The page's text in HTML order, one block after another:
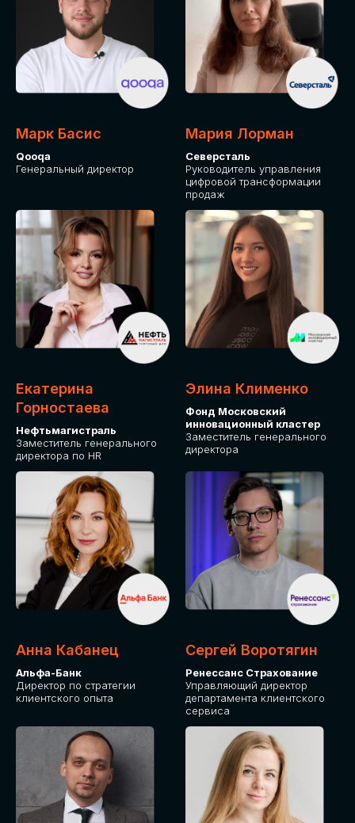
Марк Басис
Qooqa
Генеральный директор
Мария Лорман
Северсталь
Руководитель управления
цифровой трансформации
продаж
Екатерина
Горностаева
Нефтьмагистраль
Заместитель генерального
директора по HR
Элина Клименко
Фонд Московский
инновационный кластер
Заместитель генерального
директора
Анна Кабанец
Альфа-Банк
Директор по стратегии
клиентского опыта
Сергей Воротягин
Ренессанс Страхование
Управляющий директор
департамента клиентского
сервиса
Приглашаем стать партнером GLOBAL
TECH FORUM и презентовать ваши
решения целевой аудитории. Будем
рады сотрудничеству!
СТАНЬТЕ
ЭКСПОНЕНТОМ
ПОДАТЬ ЗАЯВКУ
IT Solutions for Business
СТОИМОСТЬ
УЧАСТИЯ